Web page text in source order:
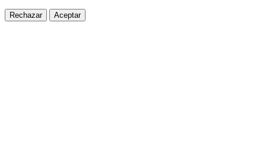
Rechazar Aceptar